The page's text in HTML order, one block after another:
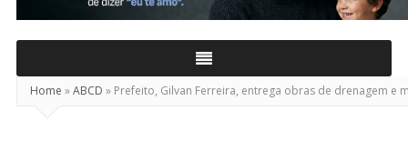
Home »ABCD » Prefeito, Gilvan Ferreira, entrega obras de drenagem e